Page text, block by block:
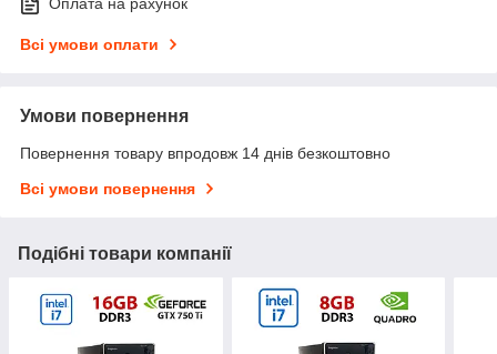
Оплата на рахунок
Всі умови оплати
Умови повернення
Повернення товару впродовж 14 днів безкоштовно
Всі умови повернення
Подібні товари компанії